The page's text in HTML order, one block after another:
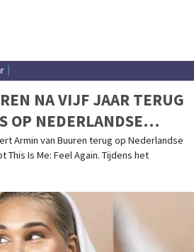
NA VIJF JAAR TERUG
OP NEDERLANDSE
Armin van Buuren terug op Nederlandse
Is Me: Feel Again. Tijdens het